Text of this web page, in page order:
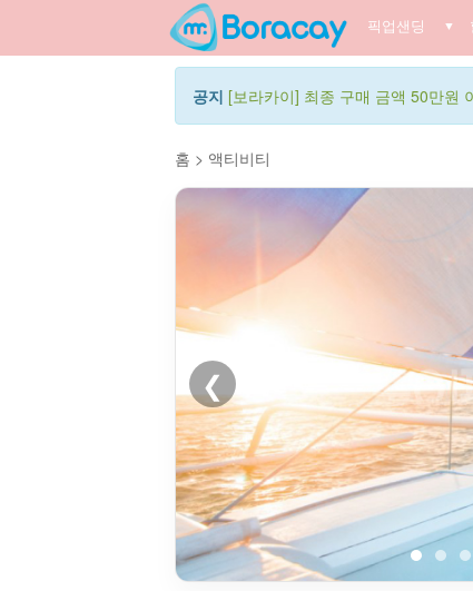
픽업샌딩 ▼
공지 [보라카이] 최종 구매 금액 50만원
홈 > 액티비티
❮